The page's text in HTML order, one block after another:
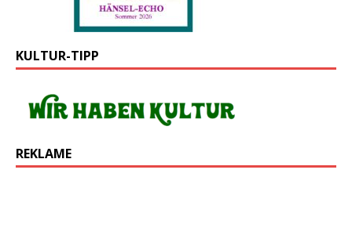
KULTUR-TIPP
REKLAME